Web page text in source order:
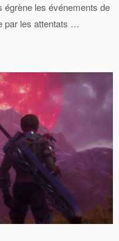
égrène les événements de
par les attentats …